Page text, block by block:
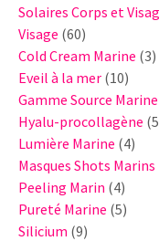
Solaires Corps et
Visage 6060
produits
Cold Cream Marine 33
Eveil à la mer 1010
Gamme Source Marine
Hyalu-procollagène 5
Lumière Marine 44
Masques Shots Marins
Peeling Marin 44
Pureté Marine 55
Silicium 99